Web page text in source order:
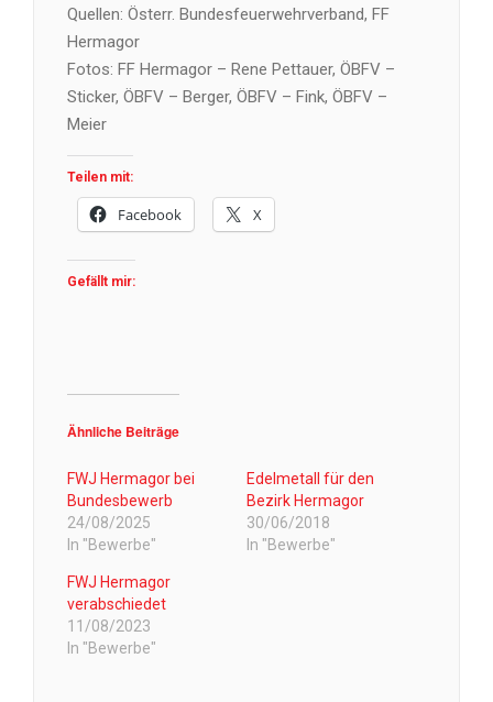
Quellen: Österr. Bundesfeuerwehrverband, FF
Hermagor
Fotos: FF Hermagor – Rene Pettauer, ÖBFV –
Sticker, ÖBFV – Berger, ÖBFV – Fink, ÖBFV –
Meier
Teilen mit:
Facebook X
Gefällt mir:
Ähnliche Beiträge
FWJ Hermagor bei
Bundesbewerb
24/08/2025
In "Bewerbe"
Edelmetall für den
Bezirk Hermagor
30/06/2018
In "Bewerbe"
FWJ Hermagor
verabschiedet
11/08/2023
In "Bewerbe"